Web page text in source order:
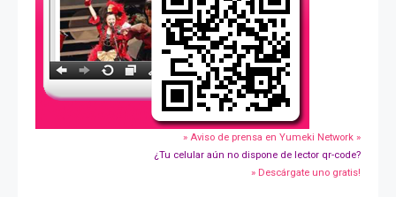
» Aviso de prensa en Yumeki Network »
¿Tu celular aún no dispone de lector qr-code?
» Descárgate uno gratis!